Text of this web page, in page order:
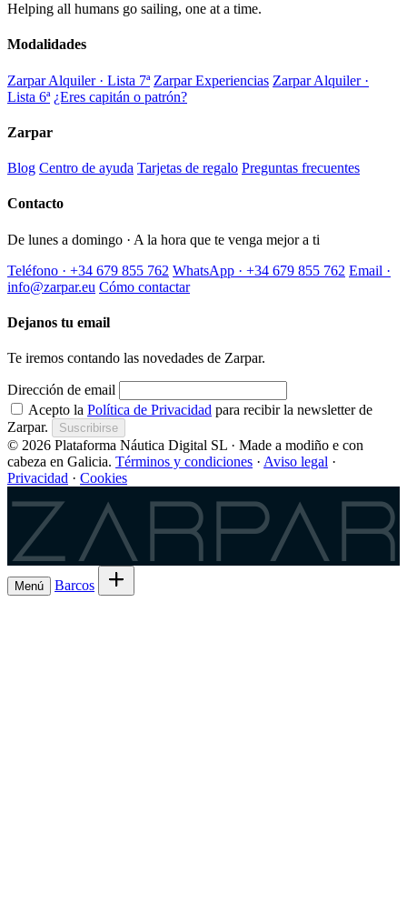
Helping all humans go sailing, one at a time.
Modalidades
Zarpar Alquiler · Lista 7ª Zarpar Experiencias Zarpar Alquiler ·
Lista 6ª ¿Eres capitán o patrón?
Zarpar
Blog Centro de ayuda Tarjetas de regalo Preguntas frecuentes
Contacto
De lunes a domingo · A la hora que te venga mejor a ti
Teléfono · +34 679 855 762 WhatsApp · +34 679 855 762 Email ·
info@zarpar.eu Cómo contactar
Dejanos tu email
Te iremos contando las novedades de Zarpar.
Dirección de email
Acepto la Política de Privacidad para recibir la newsletter de
Zarpar.
Suscribirse
© 2026 Plataforma Náutica Digital SL · Made a modiño e con
cabeza en Galicia. Términos y condiciones · Aviso legal ·
Privacidad · Cookies
Zarpar
Menú Barcos